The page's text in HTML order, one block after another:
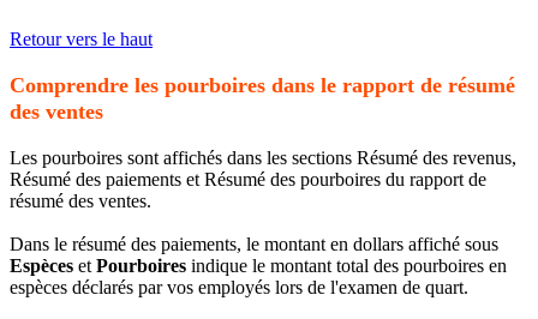
Retour vers le haut
Comprendre les pourboires dans le rapport de résumé
des ventes
Les pourboires sont affichés dans les sections Résumé des revenus,
Résumé des paiements et Résumé des pourboires du rapport de
résumé des ventes.
Dans le résumé des paiements, le montant en dollars affiché sous
Espèces et Pourboires indique le montant total des pourboires en
espèces déclarés par vos employés lors de l'examen de quart.